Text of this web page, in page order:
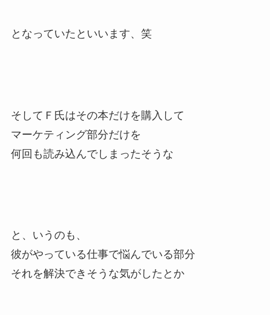
となっていたといいます、笑
そしてＦ氏はその本だけを購入して
マーケティング部分だけを
何回も読み込んでしまったそうな
と、いうのも、
彼がやっている仕事で悩んでいる部分
それを解決できそうな気がしたとか